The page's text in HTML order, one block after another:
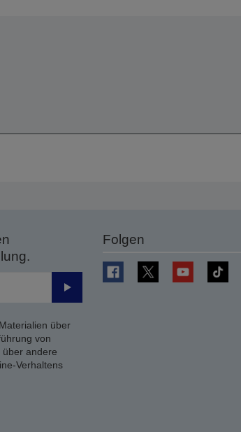
Senden
über
von
andere
Verhaltens
Folgen